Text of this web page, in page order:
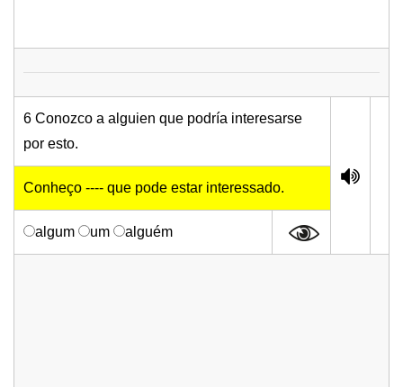
6 Conozco a alguien que podría interesarse
por esto.
Conheço ---- que pode estar interessado.
algum um alguém